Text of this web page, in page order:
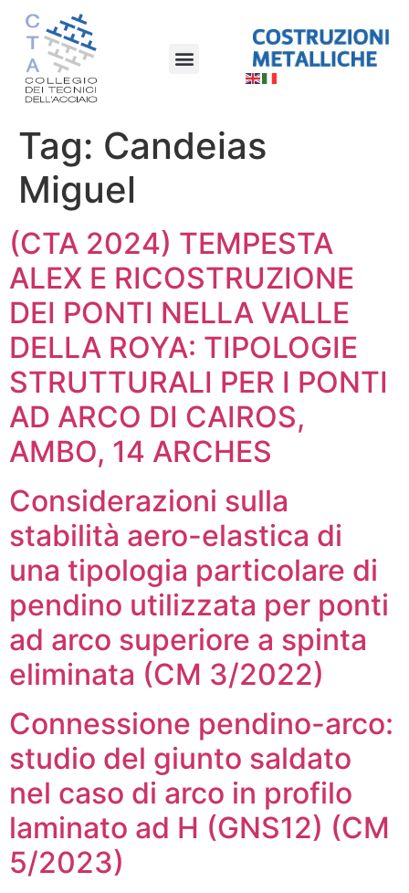
Tag: Candeias
Miguel
(CTA 2024) TEMPESTA
ALEX E RICOSTRUZIONE
DEI PONTI NELLA VALLE
DELLA ROYA: TIPOLOGIE
STRUTTURALI PER I PONTI
AD ARCO DI CAIROS,
AMBO, 14 ARCHES
Considerazioni sulla
stabilità aero-elastica di
una tipologia particolare di
pendino utilizzata per ponti
ad arco superiore a spinta
eliminata (CM 3/2022)
Connessione pendino-arco:
studio del giunto saldato
nel caso di arco in profilo
laminato ad H (GNS12) (CM
5/2023)